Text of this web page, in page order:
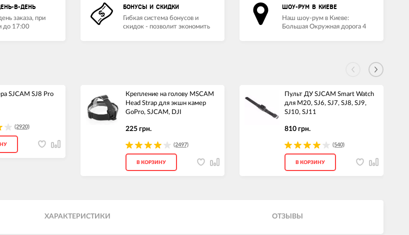
В-ДЕНЬ
заказа, при
до 17:00
БОНУСЫ И СКИДКИ
Гибкая система бонусов и
скидок - позволит экономить
ШОУ-РУМ В КИЕВЕ
Наш шоу-рум в Киеве:
Большая Окружная дорога 4
SJCAM SJ8 Pro
(2920)
Крепление на голову MSCAM
Head Strap для экшн камер
GoPro, SJCAM, DJI
225 грн.
(2497)
В КОРЗИНУ
Пульт ДУ SJCAM Smart Watch
для M20, SJ6, SJ7, SJ8, SJ9,
SJ10, SJ11
810 грн.
(540)
В КОРЗИНУ
ХАРАКТЕРИСТИКИ ОТЗЫВЫ